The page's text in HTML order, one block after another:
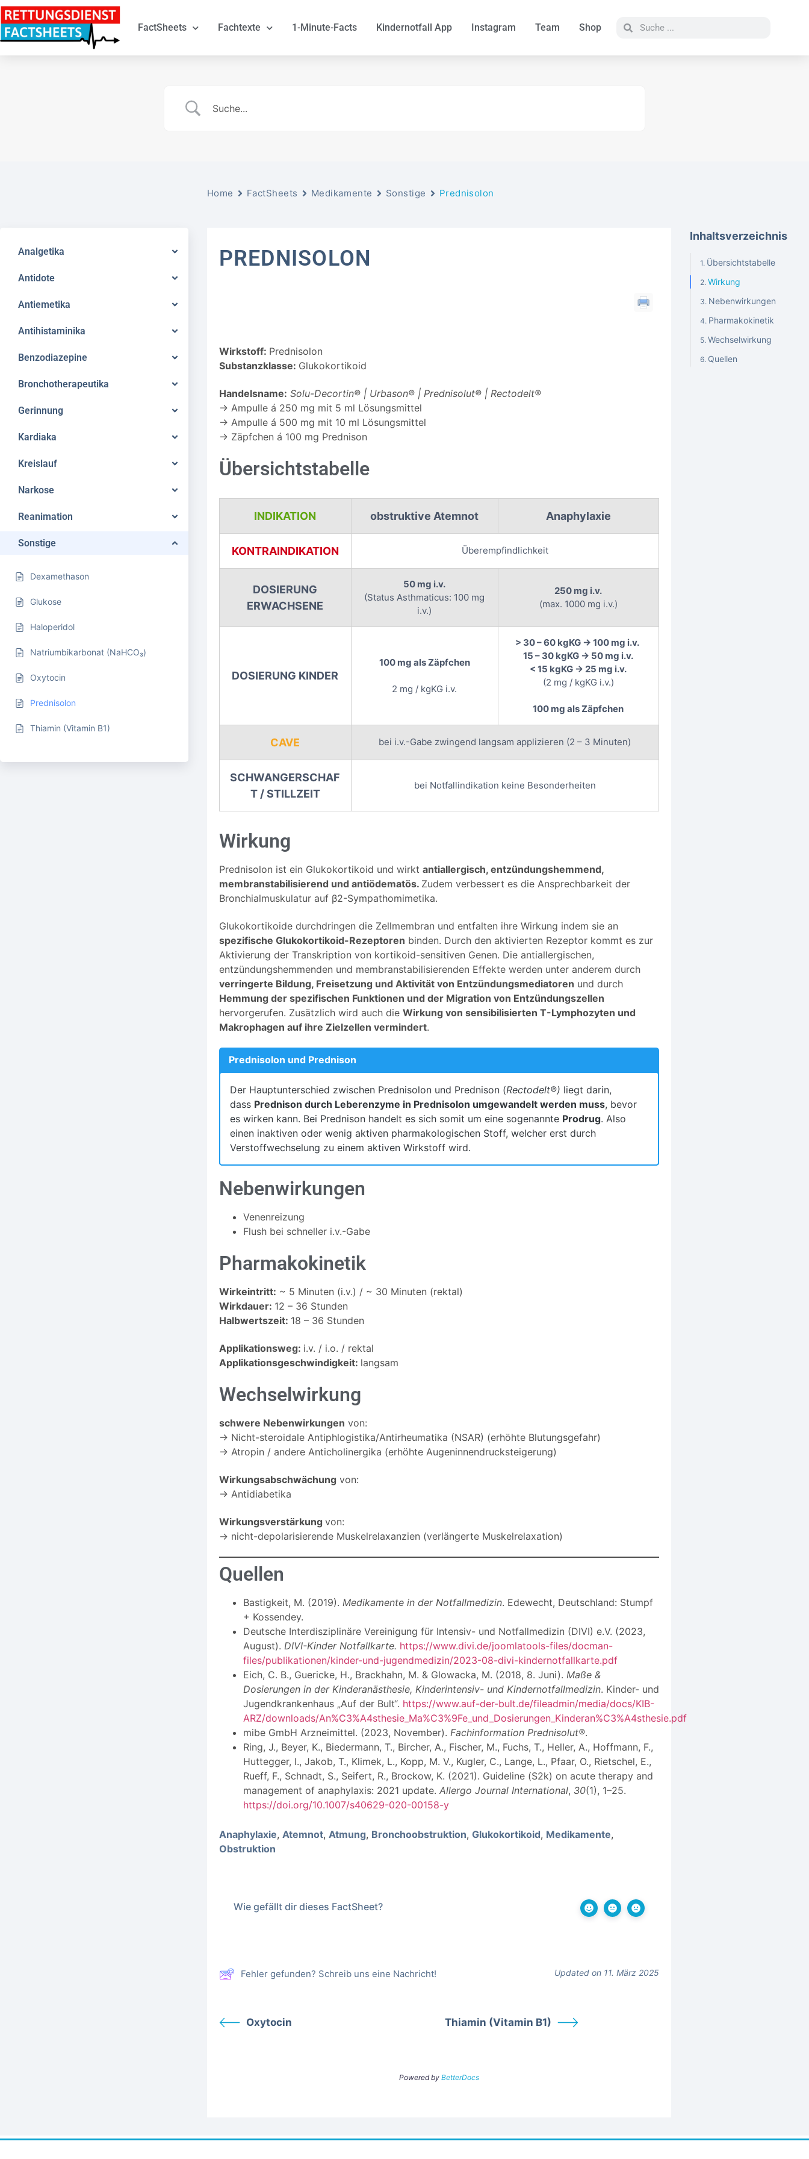
FactSheets Fachtexte 1-Minute-Facts Kindernotfall App Instagram Team Shop
Analgetika
Antidote
Antiemetika
Antihistaminika
Benzodiazepine
Bronchotherapeutika
Gerinnung
Kardiaka
Kreislauf
Narkose
Reanimation
Sonstige
Dexamethason
Glukose
Haloperidol
Natriumbikarbonat (NaHCO₃)
Oxytocin
Prednisolon
Thiamin (Vitamin B1)
Home FactSheets Medikamente Sonstige Prednisolon
PREDNISOLON
Wirkstoff: Prednisolon
Substanzklasse: Glukokortikoid
Handelsname: Solu-Decortin® | Urbason® | Prednisolut® | Rectodelt®
→ Ampulle á 250 mg mit 5 ml Lösungsmittel
→ Ampulle á 500 mg mit 10 ml Lösungsmittel
→ Zäpfchen á 100 mg Prednison
Übersichtstabelle
INDIKATION obstruktive Atemnot Anaphylaxie
KONTRAINDIKATION Überempfindlichkeit
DOSIERUNG
ERWACHSENE
50 mg i.v.
(Status Asthmaticus: 100 mg
i.v.)
250 mg i.v.
(max. 1000 mg i.v.)
DOSIERUNG KINDER
100 mg als Zäpfchen
2 mg / kgKG i.v.
> 30 – 60 kgKG → 100 mg i.v.
15 – 30 kgKG → 50 mg i.v.
< 15 kgKG → 25 mg i.v.
(2 mg / kgKG i.v.)
100 mg als Zäpfchen
CAVE bei i.v.-Gabe zwingend langsam applizieren (2 – 3 Minuten)
SCHWANGERSCHAF
T / STILLZEIT
bei Notfallindikation keine Besonderheiten
Wirkung
Prednisolon ist ein Glukokortikoid und wirkt antiallergisch, entzündungshemmend,
membranstabilisierend und antiödematös. Zudem verbessert es die Ansprechbarkeit der
Bronchialmuskulatur auf β2-Sympathomimetika.
Glukokortikoide durchdringen die Zellmembran und entfalten ihre Wirkung indem sie an
spezifische Glukokortikoid-Rezeptoren binden. Durch den aktivierten Rezeptor kommt es zur
Aktivierung der Transkription von kortikoid-sensitiven Genen. Die antiallergischen,
entzündungshemmenden und membranstabilisierenden Effekte werden unter anderem durch
verringerte Bildung, Freisetzung und Aktivität von Entzündungsmediatoren und durch
Hemmung der spezifischen Funktionen und der Migration von Entzündungszellen
hervorgerufen. Zusätzlich wird auch die Wirkung von sensibilisierten T-Lymphozyten und
Makrophagen auf ihre Zielzellen vermindert.
Prednisolon und Prednison
Der Hauptunterschied zwischen Prednisolon und Prednison (Rectodelt®) liegt darin,
dass Prednison durch Leberenzyme in Prednisolon umgewandelt werden muss, bevor
es wirken kann. Bei Prednison handelt es sich somit um eine sogenannte Prodrug. Also
einen inaktiven oder wenig aktiven pharmakologischen Stoff, welcher erst durch
Verstoffwechselung zu einem aktiven Wirkstoff wird.
Nebenwirkungen
Venenreizung
Flush bei schneller i.v.-Gabe
Pharmakokinetik
Wirkeintritt: ~ 5 Minuten (i.v.) / ~ 30 Minuten (rektal)
Wirkdauer: 12 – 36 Stunden
Halbwertszeit: 18 – 36 Stunden
Applikationsweg: i.v. / i.o. / rektal
Applikationsgeschwindigkeit: langsam
Wechselwirkung
schwere Nebenwirkungen von:
→ Nicht-steroidale Antiphlogistika/Antirheumatika (NSAR) (erhöhte Blutungsgefahr)
→ Atropin / andere Anticholinergika (erhöhte Augeninnendrucksteigerung)
Wirkungsabschwächungvon:
→ Antidiabetika
Wirkungsverstärkung von:
→ nicht-depolarisierende Muskelrelaxanzien (verlängerte Muskelrelaxation)
Quellen
Bastigkeit, M. (2019). Medikamente in der Notfallmedizin. Edewecht, Deutschland: Stumpf
+ Kossendey.
Deutsche Interdisziplinäre Vereinigung für Intensiv- und Notfallmedizin (DIVI) e.V. (2023,
August). DIVI-Kinder Notfallkarte. https://www.divi.de/joomlatools-files/docman-
files/publikationen/kinder-und-jugendmedizin/2023-08-divi-kindernotfallkarte.pdf
Eich, C. B., Guericke, H., Brackhahn, M. & Glowacka, M. (2018, 8. Juni). Maße &
Dosierungen in der Kinderanästhesie, Kinderintensiv- und Kindernotfallmedizin. Kinder- und
Jugendkrankenhaus „Auf der Bult“. https://www.auf-der-bult.de/fileadmin/media/docs/KIB-
ARZ/downloads/An%C3%A4sthesie_Ma%C3%9Fe_und_Dosierungen_Kinderan%C3%A4sthesie.pdf
mibe GmbH Arzneimittel. (2023, November). Fachinformation Prednisolut®.
Ring, J., Beyer, K., Biedermann, T., Bircher, A., Fischer, M., Fuchs, T., Heller, A., Hoffmann, F.,
Huttegger, I., Jakob, T., Klimek, L., Kopp, M. V., Kugler, C., Lange, L., Pfaar, O., Rietschel, E.,
Rueff, F., Schnadt, S., Seifert, R., Brockow, K. (2021). Guideline (S2k) on acute therapy and
management of anaphylaxis: 2021 update. Allergo Journal International, 30(1), 1–25.
https://doi.org/10.1007/s40629-020-00158-y
Anaphylaxie, Atemnot, Atmung, Bronchoobstruktion, Glukokortikoid, Medikamente,
Obstruktion
Wie gefällt dir dieses FactSheet?
Fehler gefunden? Schreib uns eine Nachricht! Updated on 11. März 2025
Oxytocin Thiamin (Vitamin B1)
Powered by BetterDocs
Inhaltsverzeichnis
Übersichtstabelle
Wirkung
Nebenwirkungen
Pharmakokinetik
Wechselwirkung
Quellen